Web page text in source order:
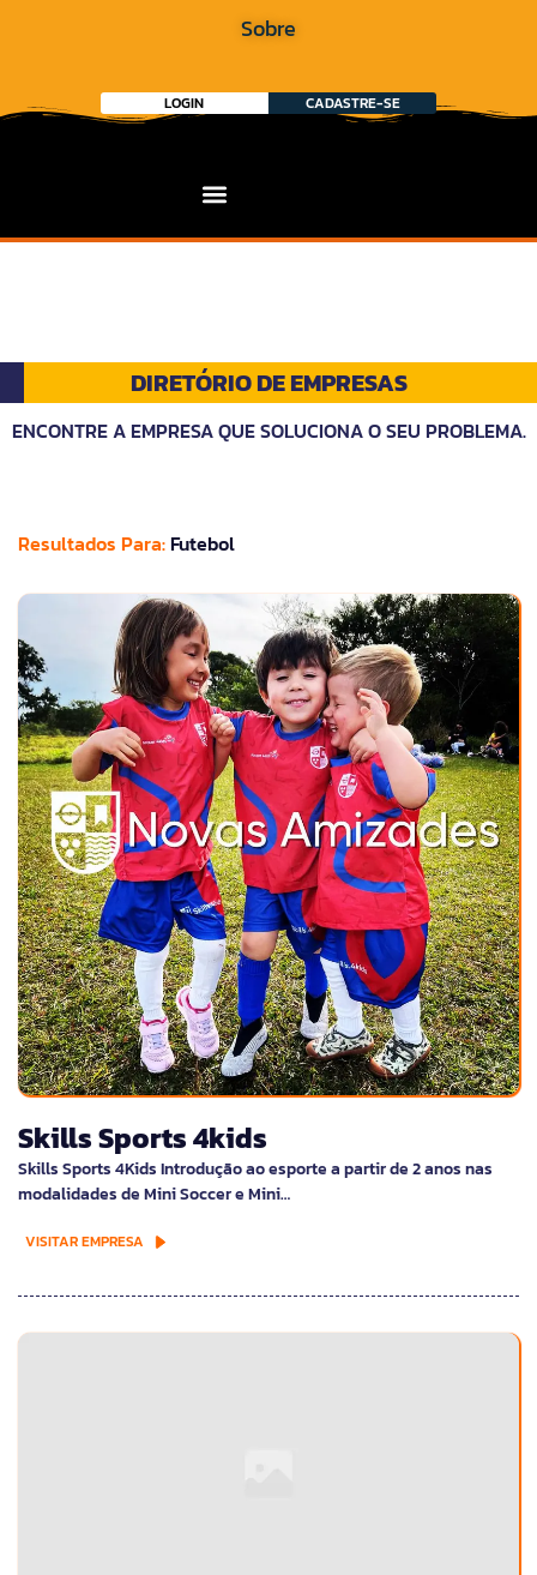
Sobre
LOGIN CADASTRE-SE
DIRETÓRIO DE EMPRESAS
ENCONTRE A EMPRESA QUE SOLUCIONA O SEU PROBLEMA.
Resultados Para: Futebol
Skills Sports 4kids
Skills Sports 4Kids Introdução ao esporte a partir de 2 anos nas
modalidades de Mini Soccer e Mini…
VISITAR EMPRESA